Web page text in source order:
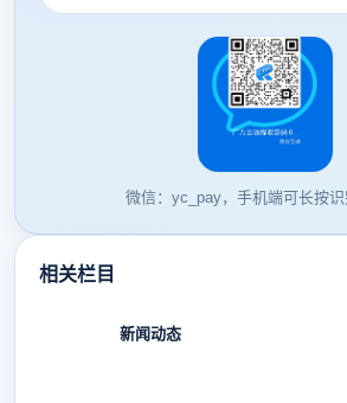
微信：yc_pay，手机端可长按
相关栏目
新闻动态